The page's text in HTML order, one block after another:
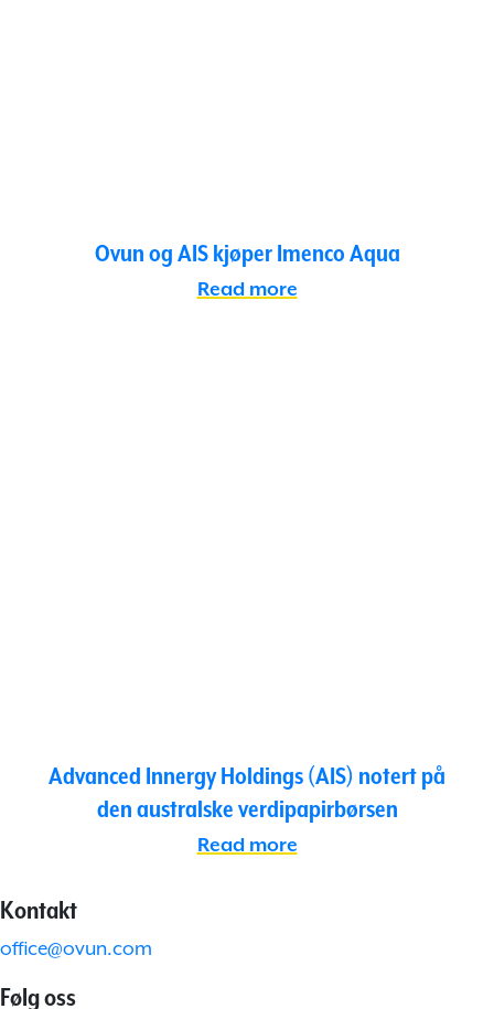
Ovun og AIS kjøper Imenco Aqua
Read more
Advanced Innergy Holdings (AIS) notert på
den australske verdipapirbørsen
Read more
Kontakt
office@ovun.com
Følg oss